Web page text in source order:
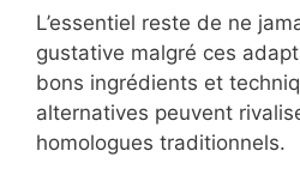
produits laitiers. Ces
même parfois des notes
intéressantes qui
gustative.